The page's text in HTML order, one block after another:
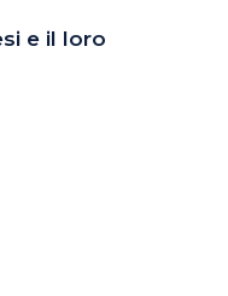
e il loro